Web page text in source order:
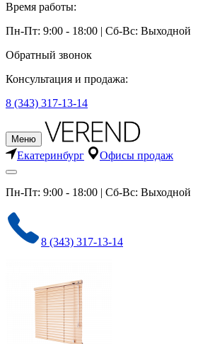
Время работы:
Пн-Пт: 9:00 - 18:00 | Сб-Вс: Выходной
Обратный звонок
Консультация и продажа:
8 (343) 317-13-14
Меню
Екатеринбург Офисы продаж
Пн-Пт: 9:00 - 18:00 | Сб-Вс: Выходной
8 (343) 317-13-14